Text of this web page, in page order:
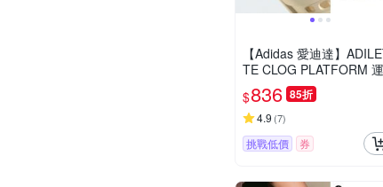
【Adidas 愛迪達】
TE CLOG PLATFORM
涼鞋 運動拖鞋 男女 A-
59 B-JR2626 精選三款
$836 85折
4.9 (7)
挑戰低價 券